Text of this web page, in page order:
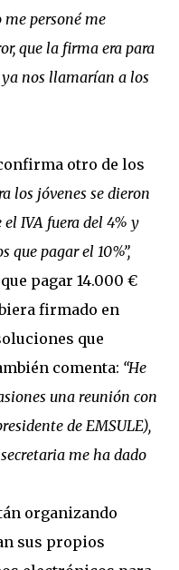
personé me
que la firma era para
nos llamarían a los
otro de los
los jóvenes se dieron
IVA fuera del 4% y
que pagar el 10%”,
pagar 14.000 €
firmado en
que
comenta: “He
una reunión con
de EMSULE),
me ha dado
organizando
sus propios